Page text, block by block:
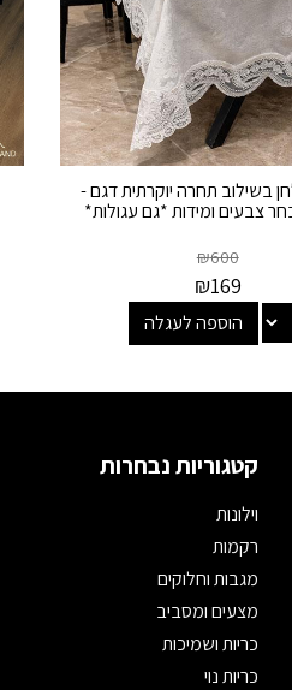
בשילוב תחרה יוקרתית דגם -
צבעים ומידות *גם עגולות*
₪600
₪169
הוספה לעגלה
קטגוריות נבחרות
וילונות
רקמות
מגבות וחלוקים
מצעים ומסביב
כריות ושמיכות
כריות נוי